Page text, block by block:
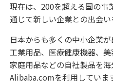
現在は、200を超える国の
通じて新しい企業との出会い
日本からも多くの中小企業が
工業用品、医療健康機器、美
家庭用品などの自社製品を
Alibaba.comを利用していま